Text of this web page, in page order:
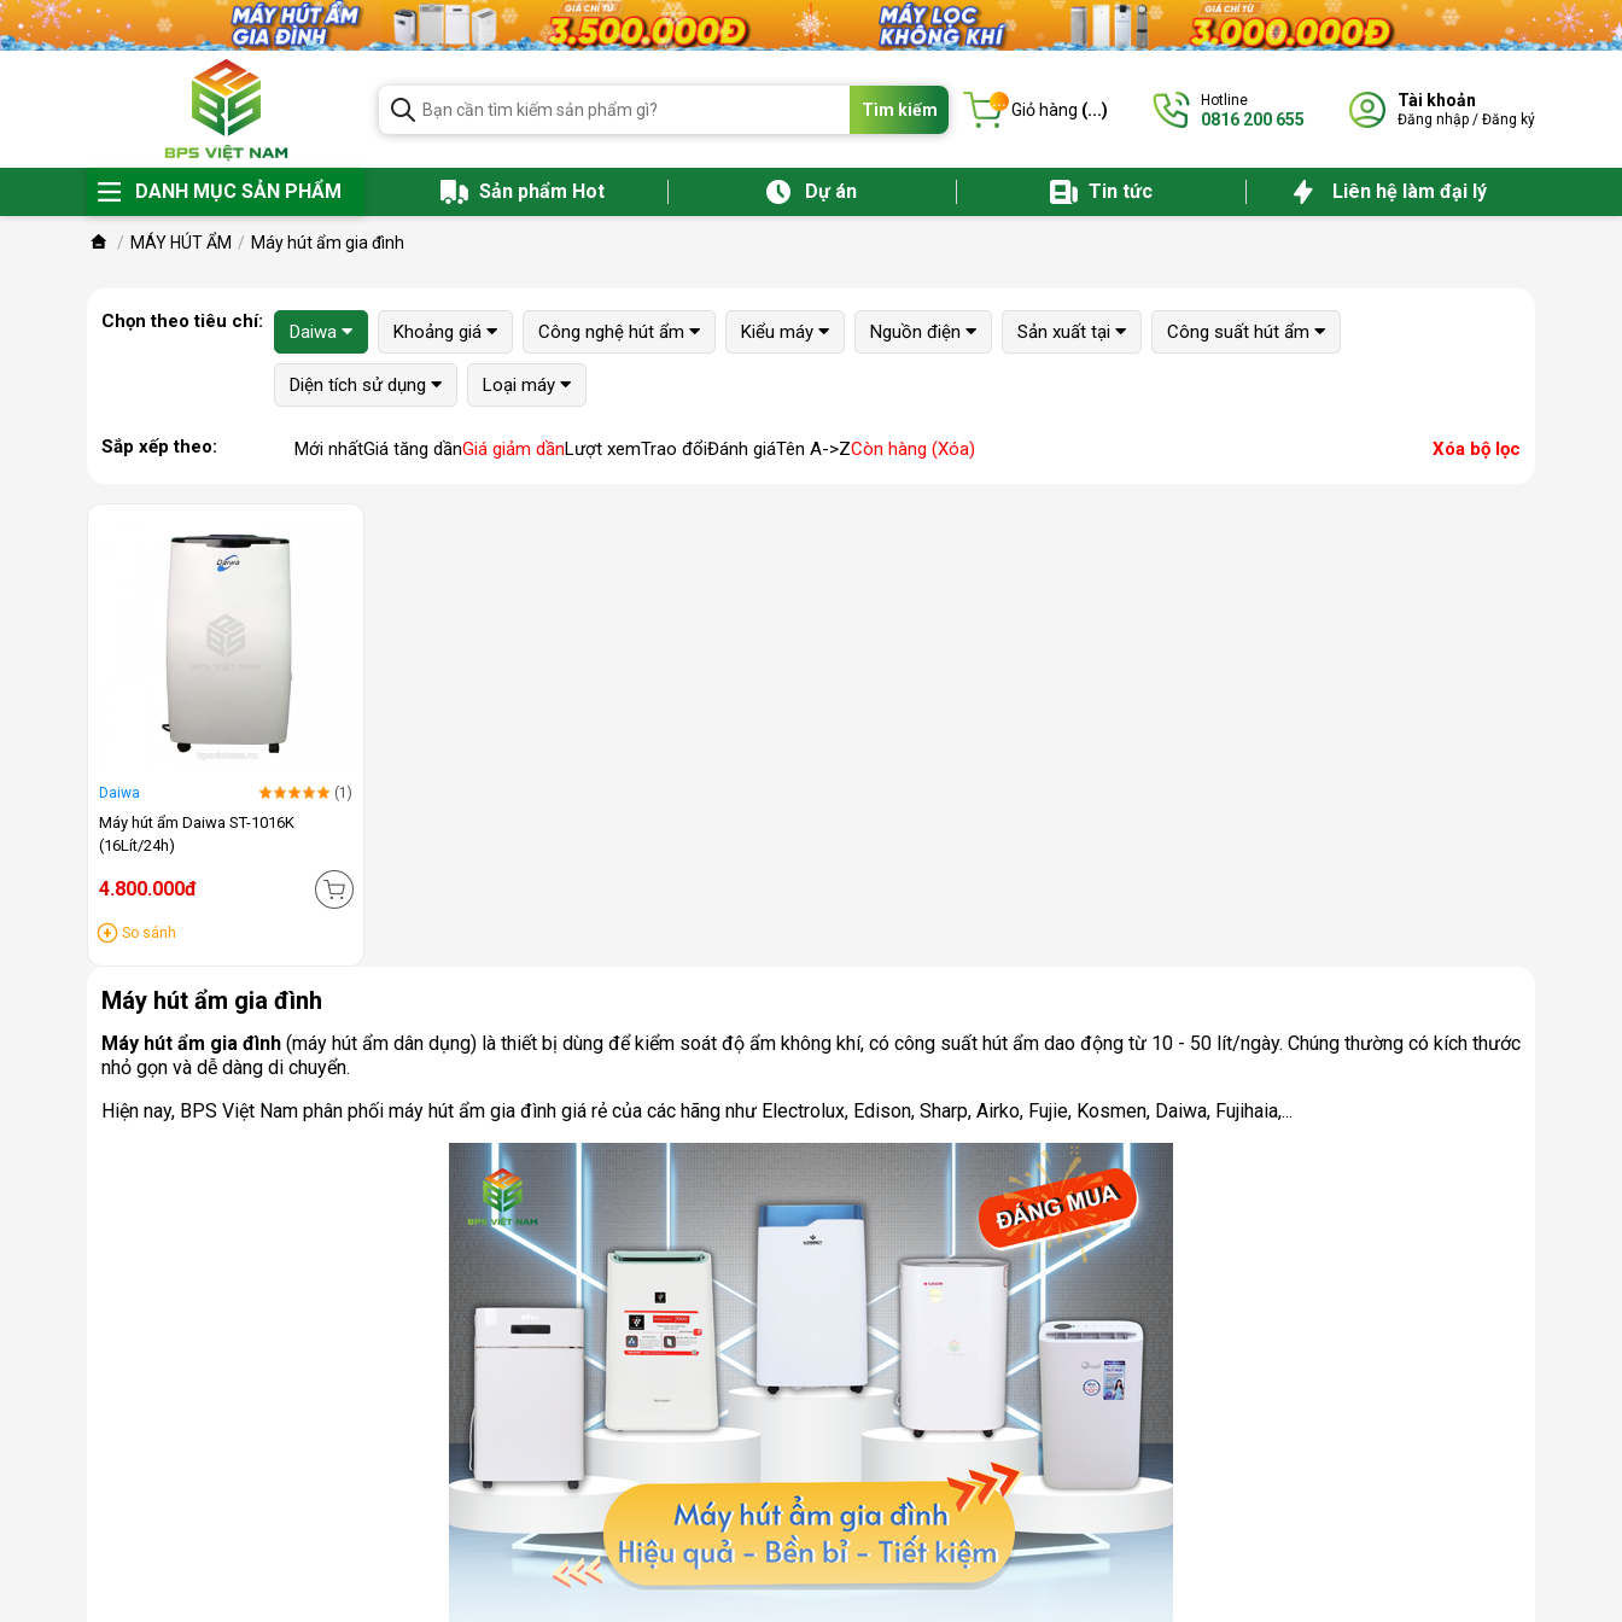
Tìm kiếm ... Giỏ hàng (...) Hotline
0816 200 655
Tài khoản
Đăng nhập / Đăng ký
DANH MỤC SẢN PHẨM Sản phẩm Hot Dự án Tin tức Liên hệ làm đại lý
MÁY HÚT ẨM Máy hút ẩm gia đình
Chọn theo tiêu chí: Daiwa Khoảng giá Công nghệ hút ẩm Kiểu máy Nguồn điện Sản xuất tại Công suất hút ẩm
Diện tích sử dụng Loại máy
Sắp xếp theo: Mới nhấtGiá tăng dầnGiá giảm dầnLượt xemTrao đổiĐánh giáTên A->ZCòn hàng (Xóa) Xóa bộ lọc
Daiwa (1)
Máy hút ẩm Daiwa ST-1016K
(16Lít/24h)
4.800.000đ
So sánh
Máy hút ẩm gia đình
Máy hút ẩm gia đình (máy hút ẩm dân dụng) là thiết bị dùng để kiểm soát độ ẩm không khí, có công suất hút ẩm dao động từ 10 - 50 lít/ngày. Chúng thường có kích thước
nhỏ gọn và dễ dàng di chuyển.
Hiện nay, BPS Việt Nam phân phối máy hút ẩm gia đình giá rẻ của các hãng như Electrolux, Edison, Sharp, Airko, Fujie, Kosmen, Daiwa, Fujihaia,...